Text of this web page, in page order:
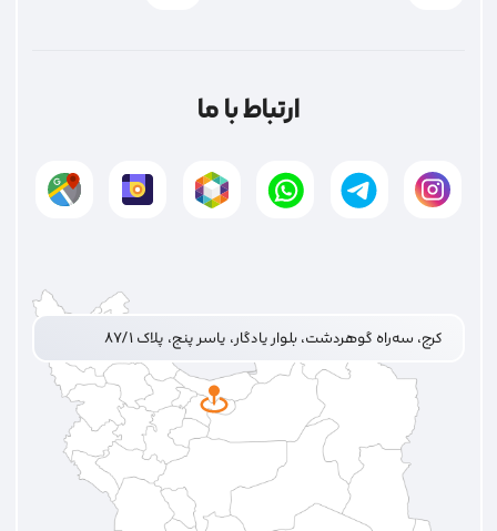
ارتباط با ما
کرج، سه‌راه گوهردشت، بلوار یادگار، یاسر پنج، پلاک ۸۷/۱